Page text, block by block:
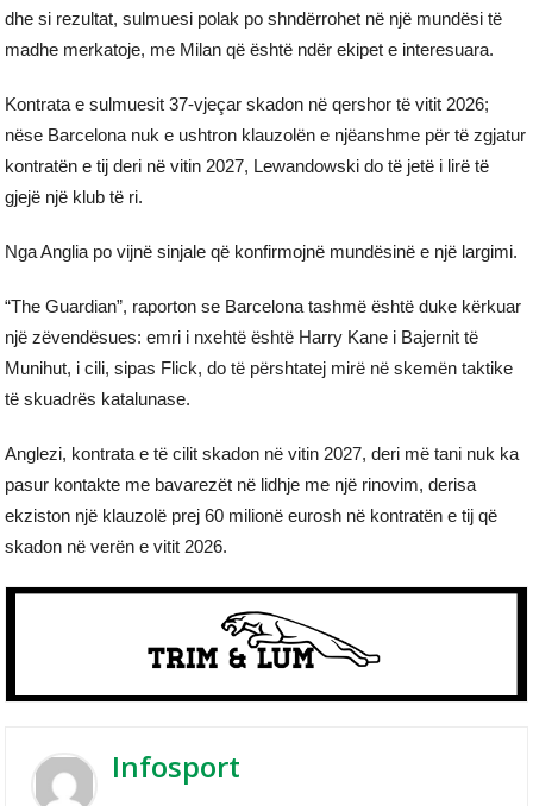
dhe si rezultat, sulmuesi polak po shndërrohet në një mundësi të
madhe merkatoje, me Milan që është ndër ekipet e interesuara.
Kontrata e sulmuesit 37-vjeçar skadon në qershor të vitit 2026;
nëse Barcelona nuk e ushtron klauzolën e njëanshme për të zgjatur
kontratën e tij deri në vitin 2027, Lewandowski do të jetë i lirë të
gjejë një klub të ri.
Nga Anglia po vijnë sinjale që konfirmojnë mundësinë e një largimi.
“The Guardian”, raporton se Barcelona tashmë është duke kërkuar
një zëvendësues: emri i nxehtë është Harry Kane i Bajernit të
Munihut, i cili, sipas Flick, do të përshtatej mirë në skemën taktike
të skuadrës katalunase.
Anglezi, kontrata e të cilit skadon në vitin 2027, deri më tani nuk ka
pasur kontakte me bavarezët në lidhje me një rinovim, derisa
ekziston një klauzolë prej 60 milionë eurosh në kontratën e tij që
skadon në verën e vitit 2026.
Infosport